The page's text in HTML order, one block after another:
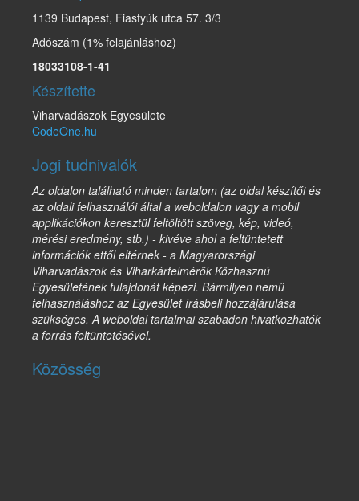
1139 Budapest, Fiastyúk utca 57. 3/3
Adószám (1% felajánláshoz)
18033108-1-41
Készítette
Viharvadászok Egyesülete
CodeOne.hu
Jogi tudnivalók
Az oldalon található minden tartalom (az oldal készítői és
az oldali felhasználói által a weboldalon vagy a mobil
applikációkon keresztül feltöltött szöveg, kép, videó,
mérési eredmény, stb.) - kivéve ahol a feltüntetett
információk ettől eltérnek - a Magyarországi
Viharvadászok és Viharkárfelmérők Közhasznú
Egyesületének tulajdonát képezi. Bármilyen nemű
felhasználáshoz az Egyesület írásbeli hozzájárulása
szükséges. A weboldal tartalmai szabadon hivatkozhatók
a forrás feltüntetésével.
Közösség